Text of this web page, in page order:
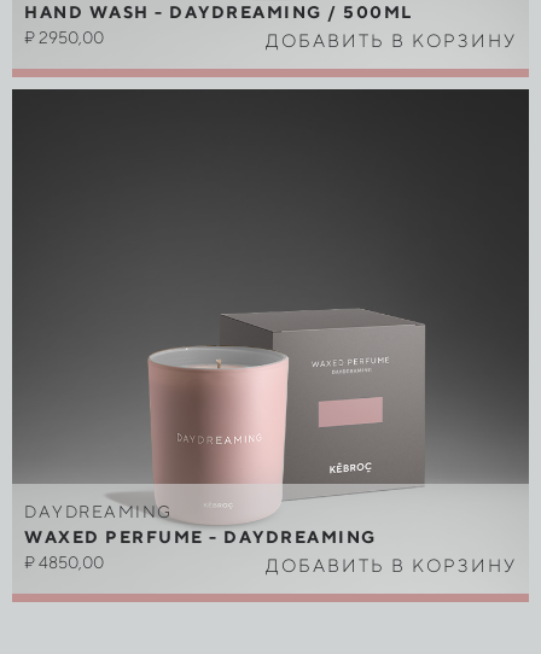
HAND WASH - DAYDREAMING / 500ML
₽ 2950,00 ДОБАВИТЬ В КОРЗИНУ
DAYDREAMING
WAXED PERFUME - DAYDREAMING
₽4850,00 ДОБАВИТЬ В КОРЗИНУ